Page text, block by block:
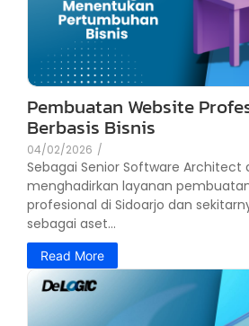
Pembuatan Website
Berbasis Bisnis
04/02/2026 /
Sebagai Senior Software Architect
menghadirkan layanan
profesional di Sidoarjo dan
sebagai aset...
Read More